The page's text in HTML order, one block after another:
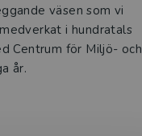
väsen som vi
i hundratals
Centrum för Miljö- och
år.